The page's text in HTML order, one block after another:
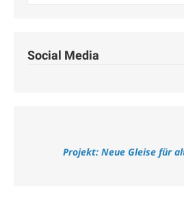
Social Media
Projekt: Neue Gleise für